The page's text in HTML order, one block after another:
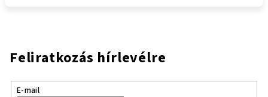
Feliratkozás hírlevélre
E-mail